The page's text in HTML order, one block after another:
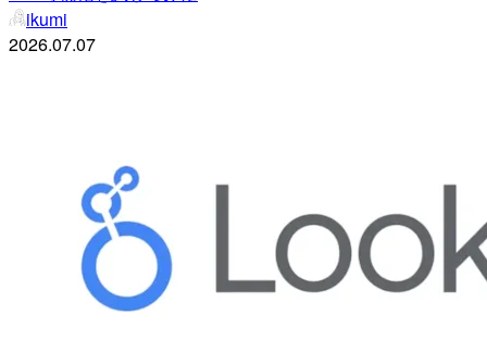
ikumi
2026.07.07